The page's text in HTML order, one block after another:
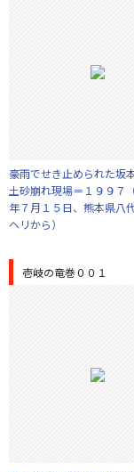
豪雨でせき止められた坂
土砂崩れ現場＝１９９７
年７月１５日、熊本県八
ヘリから）
壱岐の竜巻００１